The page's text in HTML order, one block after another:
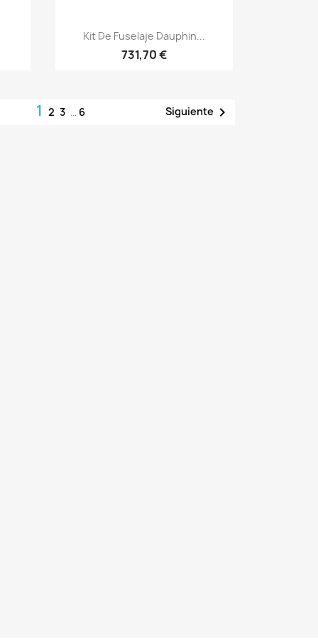
Vista rápida
Kit De Fuselaje Dauphin...
731,70 €
1 2 3 … 6 Siguiente 